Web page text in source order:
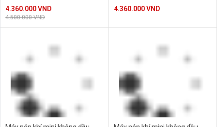
4.360.000 VND
4.500.000 VND
4.360.000 VND